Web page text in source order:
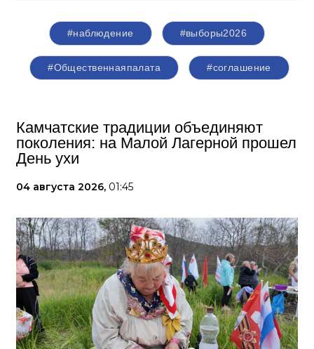
#наблюдение #выборы2026
#Общественнаяпалата #соглашение
Камчатские традиции объединяют
поколения: на Малой Лагерной прошел
День ухи
04 августа 2026, 01:45